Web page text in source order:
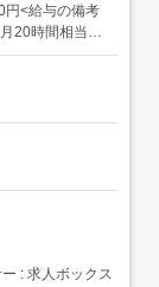
円<給与の備考
20時間相当
労働の有無に
は、...
: 求人ボックス